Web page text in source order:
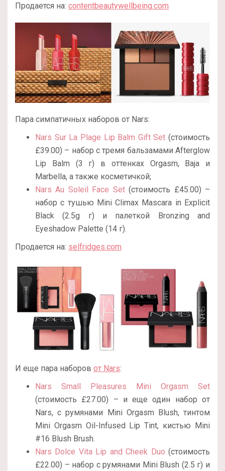
Продается на: contentbeautywellbeing.com
Пара симпатичных наборов от Nars:
Nars Sur La Plage Lip Balm Gift Set (стоимость
£39.00) – набор с тремя бальзамами Afterglow
Lip Balm (3 г) в оттенках Orgasm, Baja и
Marbella, а также косметичкой;
Nars Au Soleil Face Set(стоимость £45.00) –
набор с тушью Mini Climax Mascara in Explicit
Black (2.5g г) и палеткой Bronzing and
Eyeshadow Palette (14 г).
Продается на: selfridges.com
И еще пара наборов от Nars:
Nars Small Pleasures Mini Orgasm Set
(стоимость £27.00) – и еще один набор от
Nars, с румянами Mini Orgasm Blush, тинтом
Mini Orgasm Oil-Infused Lip Tint, кистью Mini
#16 Blush Brush.
Nars Dolce Vita Lip and Cheek Duo (стоимость
£22.00) – набор с румянами Mini Blush (2.5 г) и